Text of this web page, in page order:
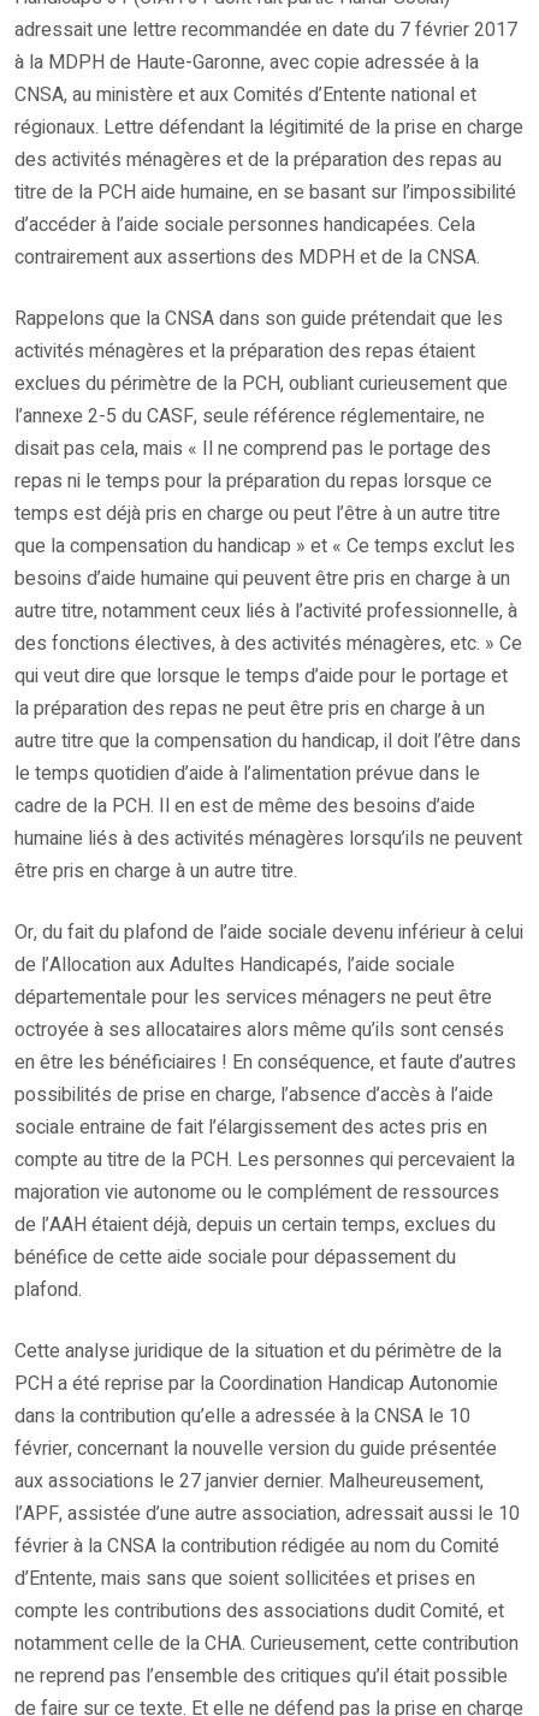
adressait une lettre recommandée en date du 7 février 2017
à la MDPH de Haute-Garonne, avec copie adressée à la
CNSA, au ministère et aux Comités d’Entente national et
régionaux. Lettre défendant la légitimité de la prise en charge
des activités ménagères et de la préparation des repas au
titre de la PCH aide humaine, en se basant sur l’impossibilité
d’accéder à l’aide sociale personnes handicapées. Cela
contrairement aux assertions des MDPH et de la CNSA.
Rappelons que la CNSA dans son guide prétendait que les
activités ménagères et la préparation des repas étaient
exclues du périmètre de la PCH, oubliant curieusement que
l’annexe 2-5 du CASF, seule référence réglementaire, ne
disait pas cela, mais « Il ne comprend pas le portage des
repas ni le temps pour la préparation du repas lorsque ce
temps est déjà pris en charge ou peut l’être à un autre titre
que la compensation du handicap » et « Ce temps exclut les
besoins d’aide humaine qui peuvent être pris en charge à un
autre titre, notamment ceux liés à l’activité professionnelle, à
des fonctions électives, à des activités ménagères, etc. » Ce
qui veut dire que lorsque le temps d’aide pour le portage et
la préparation des repas ne peut être pris en charge à un
autre titre que la compensation du handicap, il doit l’être dans
le temps quotidien d’aide à l’alimentation prévue dans le
cadre de la PCH. Il en est de même des besoins d’aide
humaine liés à des activités ménagères lorsqu’ils ne peuvent
être pris en charge à un autre titre.
Or, du fait du plafond de l’aide sociale devenu inférieur à celui
de l’Allocation aux Adultes Handicapés, l’aide sociale
départementale pour les services ménagers ne peut être
octroyée à ses allocataires alors même qu’ils sont censés
en être les bénéficiaires ! En conséquence, et faute d’autres
possibilités de prise en charge, l’absence d’accès à l’aide
sociale entraine de fait l’élargissement des actes pris en
compte au titre de la PCH. Les personnes qui percevaient la
majoration vie autonome ou le complément de ressources
de l’AAH étaient déjà, depuis un certain temps, exclues du
bénéfice de cette aide sociale pour dépassement du
plafond.
Cette analyse juridique de la situation et du périmètre de la
PCH a été reprise par la Coordination Handicap Autonomie
dans la contribution qu’elle a adressée à la CNSA le 10
février, concernant la nouvelle version du guide présentée
aux associations le 27 janvier dernier. Malheureusement,
l’APF, assistée d’une autre association, adressait aussi le 10
février à la CNSA la contribution rédigée au nom du Comité
d’Entente, mais sans que soient sollicitées et prises en
compte les contributions des associations dudit Comité, et
notamment celle de la CHA. Curieusement, cette contribution
ne reprend pas l’ensemble des critiques qu’il était possible
de faire sur ce texte. Et elle ne défend pas la prise en charge